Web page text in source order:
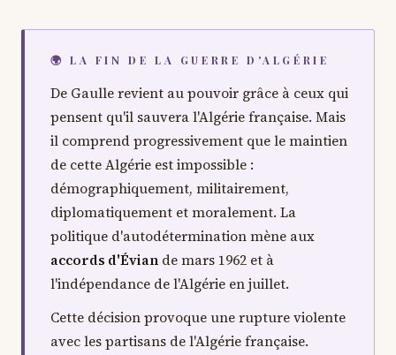
🌍 LA FIN DE LA GUERRE D'ALGÉRIE
De Gaulle revient au pouvoir grâce à ceux qui
pensent qu'il sauvera l'Algérie française. Mais
il comprend progressivement que le maintien
de cette Algérie est impossible :
démographiquement, militairement,
diplomatiquement et moralement. La
politique d'autodétermination mène aux
accords d'Éviande mars 1962 et à
l'indépendance de l'Algérie en juillet.
Cette décision provoque une rupture violente
avec les partisans de l'Algérie française.